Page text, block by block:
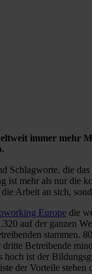
immer
Schlagworte, die
ist mehr als nur die
Arbeit an sich,
Europe die
auf der ganzen
stammen.
Betreibende
ist der
der Vorteile